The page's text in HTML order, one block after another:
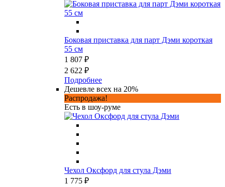
Боковая приставка для парт Дэми короткая
55 см
1 807 ₽
2 622 ₽
Подробнее
Дешевле всех на 20%
Распродажа!
Есть в шоу-руме
Чехол Оксфорд для стула Дэми
1 775 ₽